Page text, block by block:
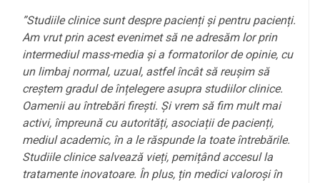
”Studiile clinice sunt despre pacienți și pentru pacienți.
Am vrut prin acest evenimet să ne adresăm lor prin
intermediul mass-media și a formatorilor de opinie, cu
un limbaj normal, uzual, astfel încât să reușim să
creștem gradul de înțelegere asupra studiilor clinice.
Oamenii au întrebări firești. Și vrem să fim mult mai
activi, împreună cu autorități, asociații de pacienți,
mediul academic, în a le răspunde la toate întrebările.
Studiile clinice salvează vieți, pemițând accesul la
tratamente inovatoare. În plus, țin medici valoroși în